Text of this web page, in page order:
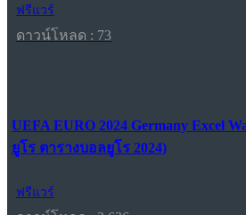
ฟรีแวร์
ดาวน์โหลด : 73
UEFA EURO 2024 Germany Excel
ยูโร ตารางบอลยูโร 2024)
ฟรีแวร์